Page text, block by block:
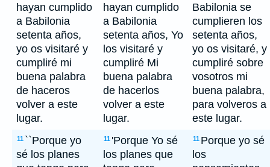
hayan cumplido
a Babilonia
setenta años,
yo os visitaré y
cumpliré mi
buena palabra
de haceros
volver a este
lugar.
hayan cumplido
a Babilonia
setenta años, Yo
los visitaré y
cumpliré Mi
buena palabra
de hacerlos
volver a este
lugar.
Babilonia se
cumplieren los
setenta años,
yo os visitaré, y
cumpliré sobre
vosotros mi
buena palabra,
para volveros a
este lugar.
11 ``Porque yo
sé los planes
11 'Porque Yo sé
los planes que
11 Porque yo sé
los